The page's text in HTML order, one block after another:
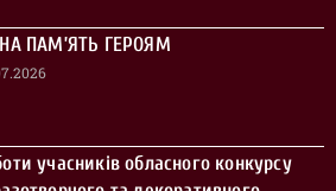
ПАМ’ЯТЬ ГЕРОЯМ
учасників обласного конкурсу